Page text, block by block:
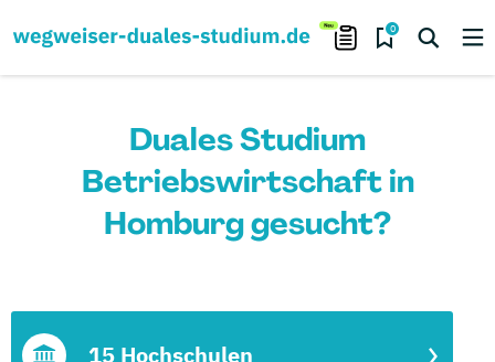
0
Duales Studium
Betriebswirtschaft in
Homburg gesucht?
15 Hochschulen